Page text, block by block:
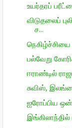
உயர்தரப்
விடுதலைப்
ச...
நெகிழ்ச்சியை
பல்வேறு
ஈராண்டில்
சுவிஸ்,
ஐரோப்பிய
இங்கிலாந்தில்